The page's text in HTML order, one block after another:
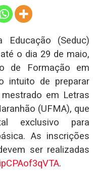
(Seduc)
o dia 29 de maio,
de Formação em
intuito de preparar
em Letras
(UFMA), que
exclusivo para
As inscrições
ser realizadas
.